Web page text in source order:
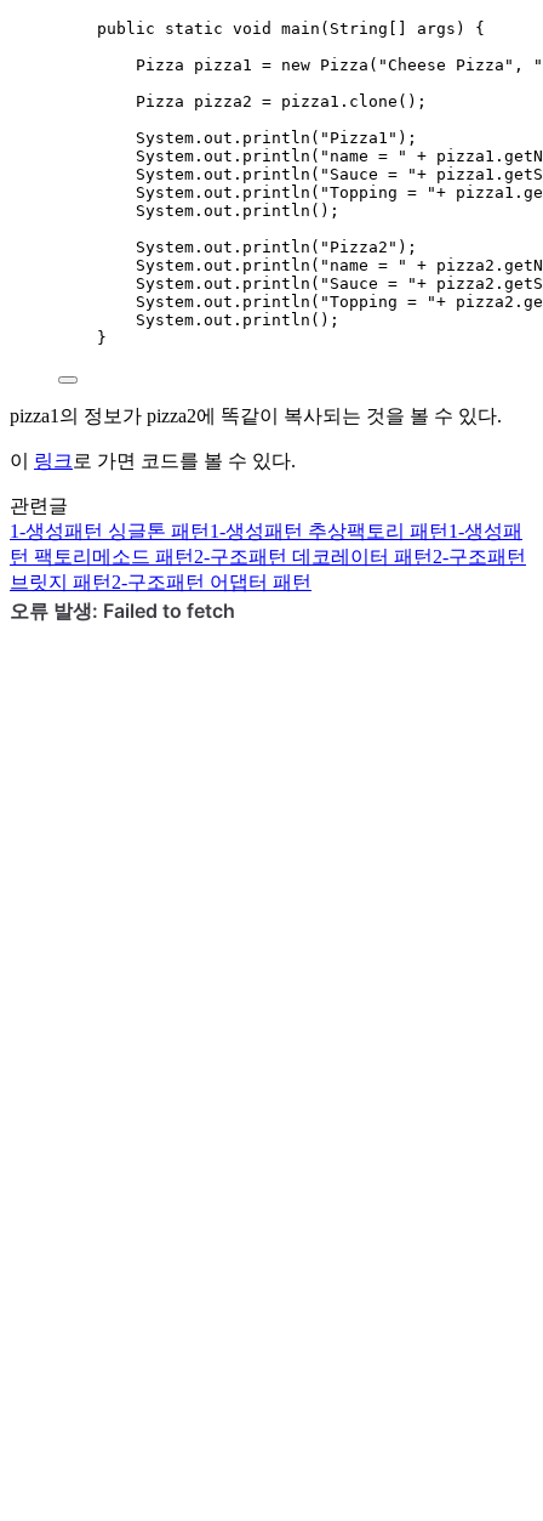
public static void main ( String [] args )
{
Pizza
pizza1 = new Pizza ( "Cheese Pizza " ,
"
Pizza
pizza2 = pizza1 . clone () ;
System . out . println ( " Pizza1 " ) ;
System . out . println ( " name = " + pizza1 .
System . out . println ( " Sauce = "+ pizza1 .
System . out . println ( "Topping = "+ pizza1 .
System . out . println () ;
System . out . println ( " Pizza2 " ) ;
System . out . println ( " name = " + pizza2 .
System . out . println ( " Sauce = "+ pizza2 .
System . out . println ( "Topping = "+ pizza2 .
System . out . println () ;
}
pizza1의 정보가 pizza2에 똑같이 복사되는 것을 볼 수 있다.
이 링크 로 가면 코드를 볼 수 있다.
관련글
1-생성패턴 싱글톤 패턴 1-생성패턴 추상팩토리 패턴 1-생성패
턴 팩토리메소드 패턴 2-구조패턴 데코레이터 패턴 2-구조패턴
브릿지 패턴 2-구조패턴 어댑터 패턴